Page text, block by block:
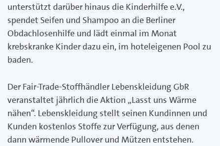
unterstützt darüber hinaus die Kinderhilfe e.V.,
spendet Seifen und Shampoo an die Berliner
Obdachlosenhilfe und lädt einmal im Monat
krebskranke Kinder dazu ein, im hoteleigenen Pool zu
baden.
Der Fair-Trade-Stoffhändler Lebenskleidung GbR
veranstaltet jährlich die Aktion „Lasst uns Wärme
nähen“. Lebenskleidung stellt seinen Kundinnen und
Kunden kostenlos Stoffe zur Verfügung, aus denen
dann wärmende Pullover und Mützen entstehen.